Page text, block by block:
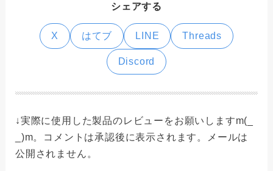
シェアする
X はてブ LINE Threads
Discord
↓実際に使用した製品のレビューをお願いしますm(_
_)m。コメントは承認後に表示されます。メールは
公開されません。